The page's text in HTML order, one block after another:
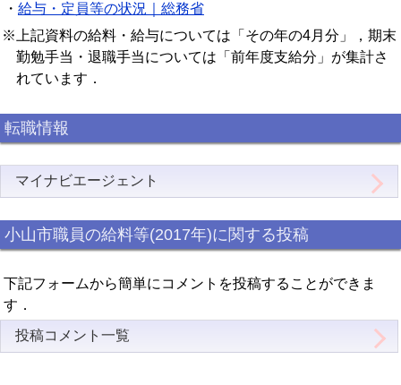
・ 給与・定員等の状況｜総務省
※上記資料の給料・給与については「その年の4月分」，期末
勤勉手当・退職手当については「前年度支給分」が集計さ
れています．
転職情報
マイナビエージェント
小山市職員の給料等(2017年)に関する投稿
下記フォームから簡単にコメントを投稿することができま
す．
投稿コメント一覧